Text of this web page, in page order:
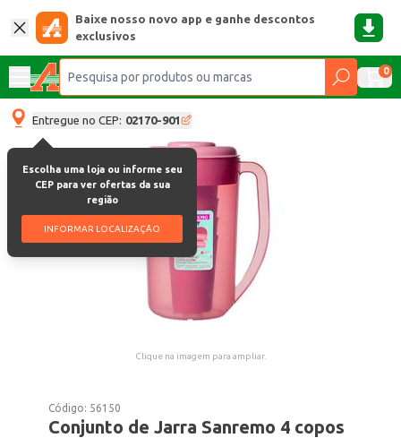
Baixe nosso novo app e ganhe descontos
exclusivos
0
Entregue no CEP: 02170-901
Escolha uma loja ou informe seu
CEP para ver ofertas da sua
região
INFORMAR LOCALIZAÇÃO
Clique na imagem para ampliar.
Código: 56150
Conjunto de Jarra Sanremo 4 copos